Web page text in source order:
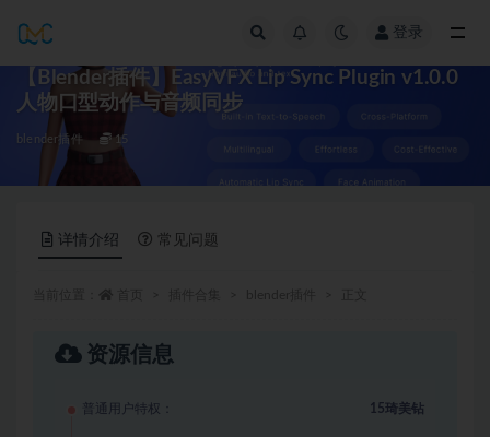
登录
【Blender插件】EasyVFX Lip Sync Plugin v1.0.0
人物口型动作与音频同步
blender插件 15
详情介绍 常见问题
资源信息
普通用户特权： 15琦美钻